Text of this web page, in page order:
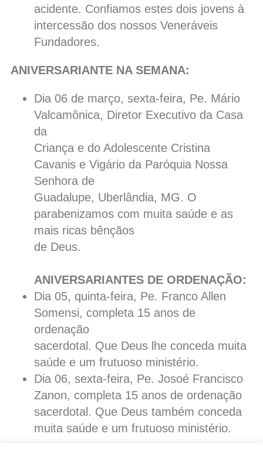
acidente. Confiamos estes dois jovens à
intercessão dos nossos Veneráveis
Fundadores.
ANIVERSARIANTE NA SEMANA:
Dia 06 de março, sexta-feira, Pe. Mário
Valcamônica, Diretor Executivo da Casa
da
Criança e do Adolescente Cristina
Cavanis e Vigário da Paróquia Nossa
Senhora de
Guadalupe, Uberlândia, MG. O
parabenizamos com muita saúde e as
mais ricas bênçãos
de Deus.
ANIVERSARIANTES DE ORDENAÇÃO:
Dia 05, quinta-feira, Pe. Franco Allen
Somensi, completa 15 anos de
ordenação
sacerdotal. Que Deus lhe conceda muita
saúde e um frutuoso ministério.
Dia 06, sexta-feira, Pe. Josoé Francisco
Zanon, completa 15 anos de ordenação
sacerdotal. Que Deus também conceda
muita saúde e um frutuoso ministério.